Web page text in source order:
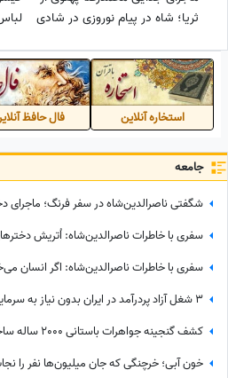
ثریا؛ شاه در پیام نوروزی در شادی
استخاره آنلاین فال حافظ
جامعه
خون آبی؛ خرچنگی که جان میلیون‌ها نفر را